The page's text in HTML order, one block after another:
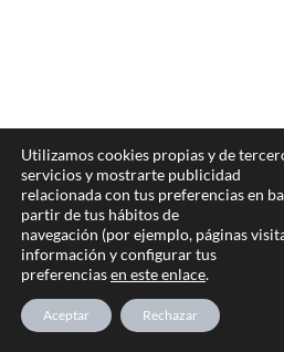
Aviso legal
Política de privacidad.
Poltica de cookies
Utilizamos cookies propias y de
servicios y mostrarte publicidad
relacionada con tus preferencias en
partir de tus hábitos de
navegación (por ejemplo, páginas
información y configurar tus
preferenciasen este enlace.
Aceptar Rechazar